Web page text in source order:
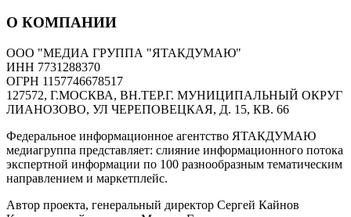
О КОМПАНИИ
ООО "МЕДИА ГРУППА "ЯТАКДУМАЮ"
ИНН 7731288370
ОГРН 1157746678517
127572, Г.МОСКВА, ВН.ТЕР.Г. МУНИЦИПАЛЬНЫЙ ОКРУГ
ЛИАНОЗОВО, УЛ ЧЕРЕПОВЕЦКАЯ, Д. 15, КВ. 66
Федеральное информационное агентство ЯТАКДУМАЮ
медиагруппа представляет: слияние информационного потока
экспертной информации по 100 разнообразным тематическим
направлением и маркетплейс.
Автор проекта, генеральный директор Сергей Кайнов